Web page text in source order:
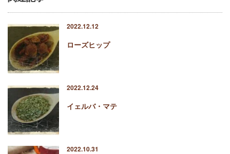
2022.12.12
ローズヒップ
2022.12.24
イェルバ・マテ
2022.10.31